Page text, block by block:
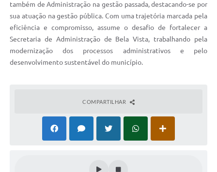
também de Administração na gestão passada, destacando-se por
sua atuação na gestão pública. Com uma trajetória marcada pela
eficiência e compromisso, assume o desafio de fortalecer a
Secretaria de Administração de Bela Vista, trabalhando pela
modernização dos processos administrativos e pelo
desenvolvimento sustentável do município.
COMPARTILHAR